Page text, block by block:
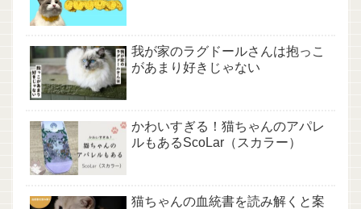
我が家のラグドールさんは抱っこ
があまり好きじゃない
かわいすぎる！猫ちゃんのアパレ
ルもあるScoLar（スカラー）
猫ちゃんの血統書を読み解くと案